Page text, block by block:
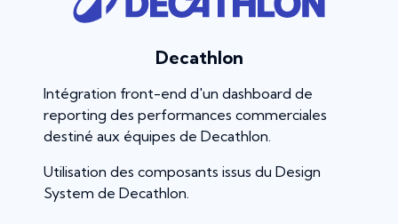
Decathlon
Intégration front-end d'un dashboard de
reporting des performances commerciales
destiné aux équipes de Decathlon.
Utilisation des composants issus du Design
System de Decathlon.